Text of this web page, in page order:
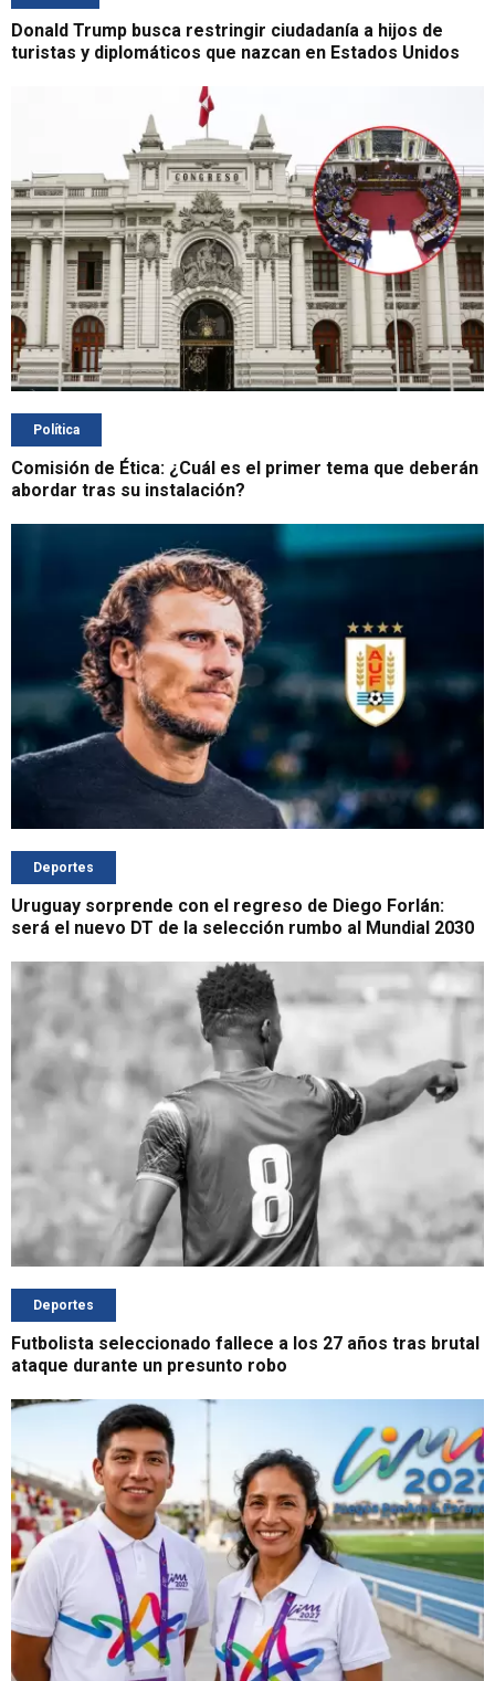
Donald Trump busca restringir ciudadanía a hijos de
turistas y diplomáticos que nazcan en Estados Unidos
Política
Comisión de Ética: ¿Cuál es el primer tema que deberán
abordar tras su instalación?
Deportes
Uruguay sorprende con el regreso de Diego Forlán:
será el nuevo DT de la selección rumbo al Mundial 2030
Deportes
Futbolista seleccionado fallece a los 27 años tras brutal
ataque durante un presunto robo